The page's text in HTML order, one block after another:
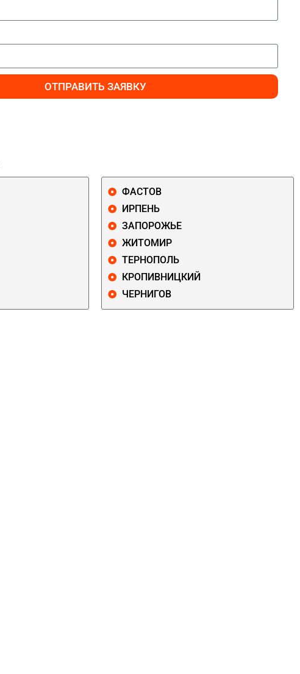
ОТПРАВИТЬ ЗАЯВКУ
ФАСТОВ
ИРПЕНЬ
ЗАПОРОЖЬЕ
ЖИТОМИР
ТЕРНОПОЛЬ
КРОПИВНИЦКИЙ
ЧЕРНИГОВ